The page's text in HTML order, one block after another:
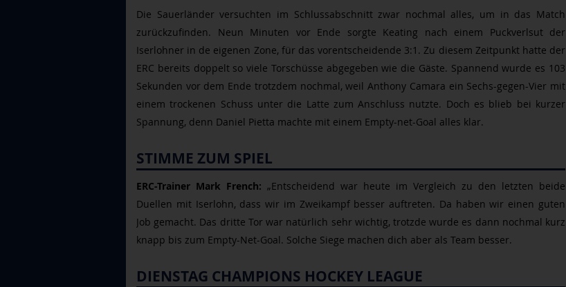
Die Sauerländer versuchten im Schlussabschnitt zwar nochmal alles, um in das Match
zurückzufinden. Neun Minuten vor Ende sorgte Keating nach einem Puckverlsut der
Iserlohner in de eigenen Zone, für das vorentscheidende 3:1. Zu diesem Zeitpunkt hatte der
ERC bereits doppelt so viele Torschüsse abgegeben wie die Gäste. Spannend wurde es 103
Sekunden vor dem Ende trotzdem nochmal, weil Anthony Camara ein Sechs-gegen-Vier mit
einem trockenen Schuss unter die Latte zum Anschluss nutzte. Doch es blieb bei kurzer
Spannung, denn Daniel Pietta machte mit einem Empty-net-Goal alles klar.
STIMME ZUM SPIEL
ERC-Trainer Mark French: „Entscheidend war heute im Vergleich zu den letzten beide
Duellen mit Iserlohn, dass wir im Zweikampf besser auftreten. Da haben wir einen guten
Job gemacht. Das dritte Tor war natürlich sehr wichtig, trotzde wurde es dann nochmal kurz
knapp bis zum Empty-Net-Goal. Solche Siege machen dich aber als Team besser.
DIENSTAG CHAMPIONS HOCKEY LEAGUE